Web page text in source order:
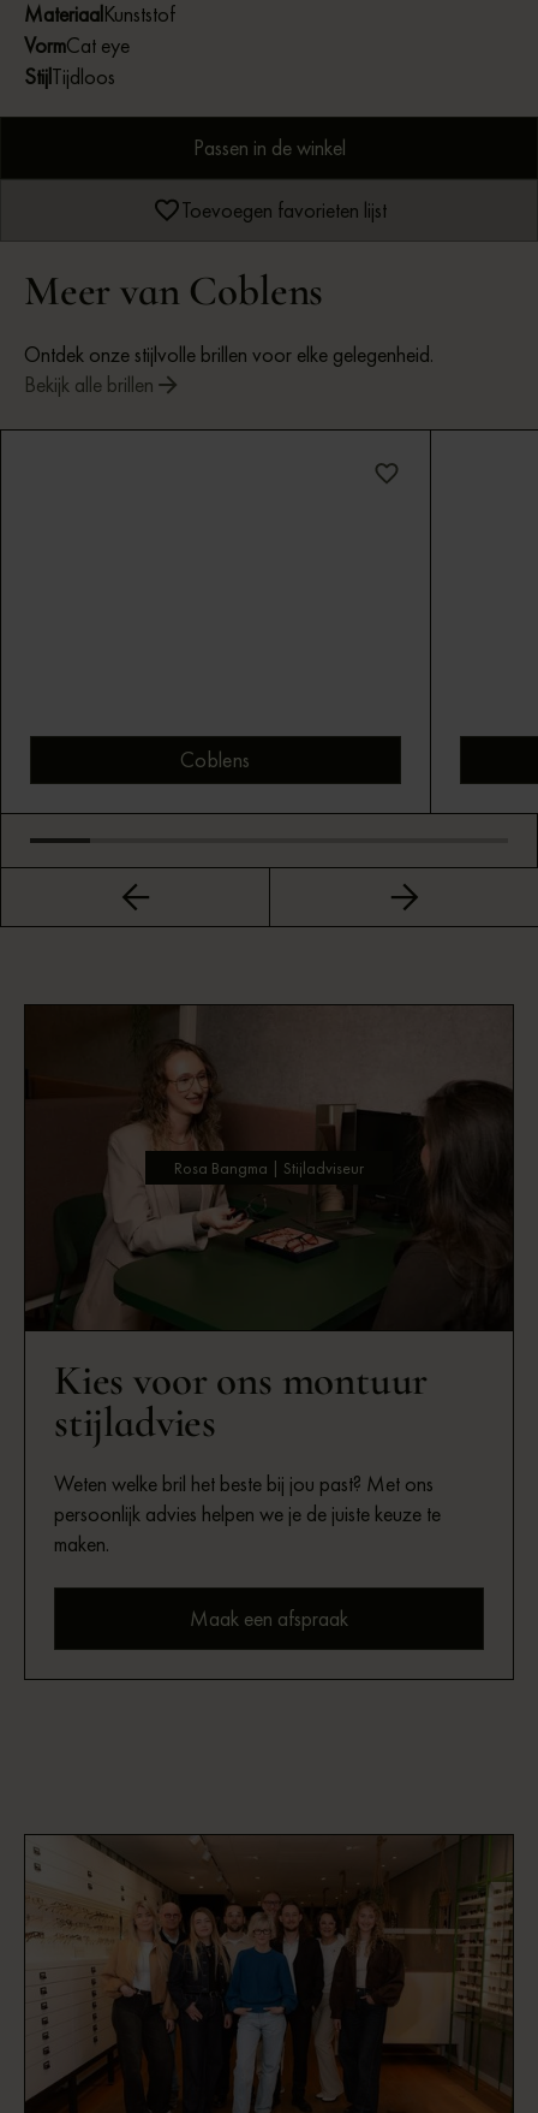
MateriaalKunststof
VormCat eye
StijlTijdloos
Passen in de winkel
Toevoegen favorieten lijst
Meer van Coblens
Ontdek onze stijlvolle brillen voor elke gelegenheid.
Bekijk alle brillen
Coblens
Bekijk montuur
Kies voor ons montuur
stijladvies
Weten welke bril het beste bij jou past? Met ons
persoonlijk advies helpen we je de juiste keuze te
maken.
Maak een afspraak
Rosa Bangma | Stijladviseur